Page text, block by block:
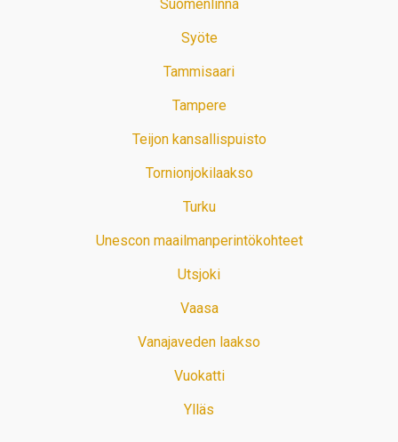
Suomenlinna
Syöte
Tammisaari
Tampere
Teijon kansallispuisto
Tornionjokilaakso
Turku
Unescon maailmanperintökohteet
Utsjoki
Vaasa
Vanajaveden laakso
Vuokatti
Ylläs